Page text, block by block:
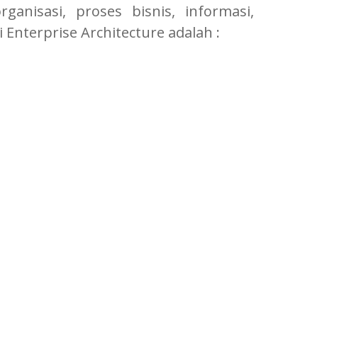
proses bisnis, informasi,
Architecture adalah :